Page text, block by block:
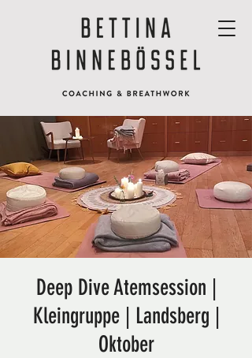
Deep Dive Atemsession |
Kleingruppe | Landsberg |
Oktober